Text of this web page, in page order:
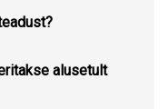
alusetult